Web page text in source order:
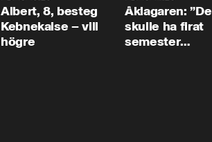
Albert, 8, besteg
Kebnekaise – vill
högre
Åklagaren: ”De
skulle ha firat
semester